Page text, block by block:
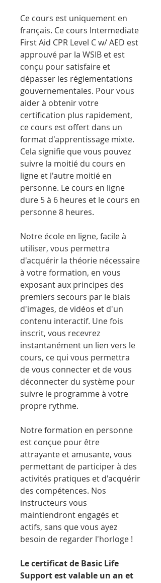
Ce cours est uniquement en
français. Ce cours Intermediate
First Aid CPR Level C w/ AED est
approuvé par la WSIB et est
conçu pour satisfaire et
dépasser les réglementations
gouvernementales. Pour vous
aider à obtenir votre
certification plus rapidement,
ce cours est offert dans un
format d'apprentissage mixte.
Cela signifie que vous pouvez
suivre la moitié du cours en
ligne et l'autre moitié en
personne. Le cours en ligne
dure 5 à 6 heures et le cours en
personne 8 heures.
Notre école en ligne, facile à
utiliser, vous permettra
d'acquérir la théorie nécessaire
à votre formation, en vous
exposant aux principes des
premiers secours par le biais
d'images, de vidéos et d'un
contenu interactif. Une fois
inscrit, vous recevrez
instantanément un lien vers le
cours, ce qui vous permettra
de vous connecter et de vous
déconnecter du système pour
suivre le programme à votre
propre rythme.
Notre formation en personne
est conçue pour être
attrayante et amusante, vous
permettant de participer à des
activités pratiques et d'acquérir
des compétences. Nos
instructeurs vous
maintiendront engagés et
actifs, sans que vous ayez
besoin de regarder l'horloge !
Le certificat de Basic Life
Support est valable un an et